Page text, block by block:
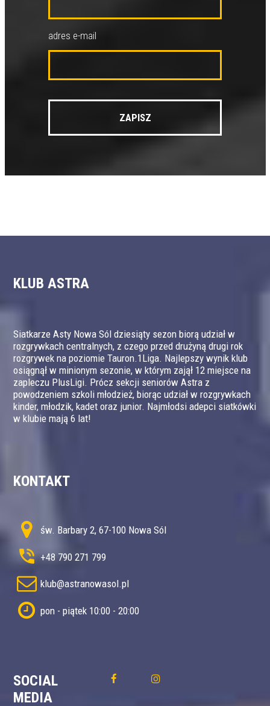
adres e-mail
KLUB ASTRA
Siatkarze Asty Nowa Sól dziesiąty sezon biorą udział w
rozgrywkach centralnych, z czego przed drużyną drugi rok
rozgrywek na poziomie Tauron.1Liga. Najlepszy wynik klub
osiągnął w minionym sezonie, w którym zajął 12 miejsce na
zapleczu PlusLigi. Prócz sekcji seniorów Astra z
powodzeniem szkoli młodzież, biorąc udział w rozgrywkach
kinder, młodzik, kadet oraz junior. Najmłodsi adepci siatkówki
w klubie mają 6 lat!
KONTAKT
św. Barbary 2, 67-100 Nowa Sól
+48 790 271 799
klub@astranowasol.pl
pon - piątek 10:00 - 20:00
SOCIAL
MEDIA